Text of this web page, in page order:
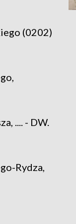
(0202)
.... - DW.
Rydza,